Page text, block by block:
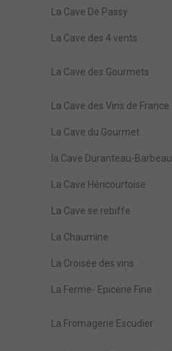
La Cave De Passy
La Cave des 4 vents
La Cave des Gourmets
La Cave des Vins de France
La Cave du Gourmet
la Cave Duranteau-Barbeau
La Cave Héricourtoise
La Cave se rebiffe
La Chaumine
La Croisée des vins
La Ferme- Epicerie Fine
La Fromagerie Escudier